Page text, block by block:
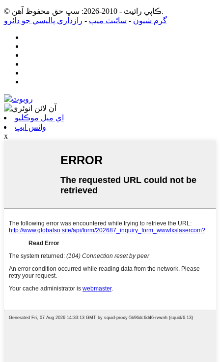
© ڪاپي رائيٽ - 2010-2026: سڀ حق محفوظ آهن.
گرم شيون - سائيٽ ميپ - رازداري پاليسي جو دائرو
اي ميل موڪليو
واٽس ايپ
x